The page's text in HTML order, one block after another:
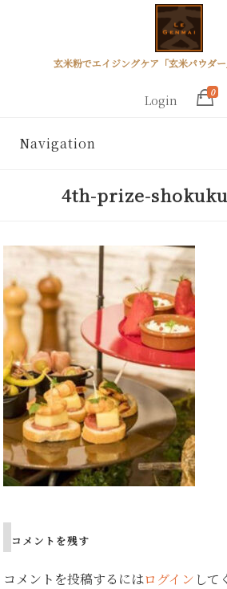
玄米粉でエイジングケア「玄米パウダ
Login
0
Navigation
4th-prize-
コメントを残す
コメントを投稿するにはログイン して